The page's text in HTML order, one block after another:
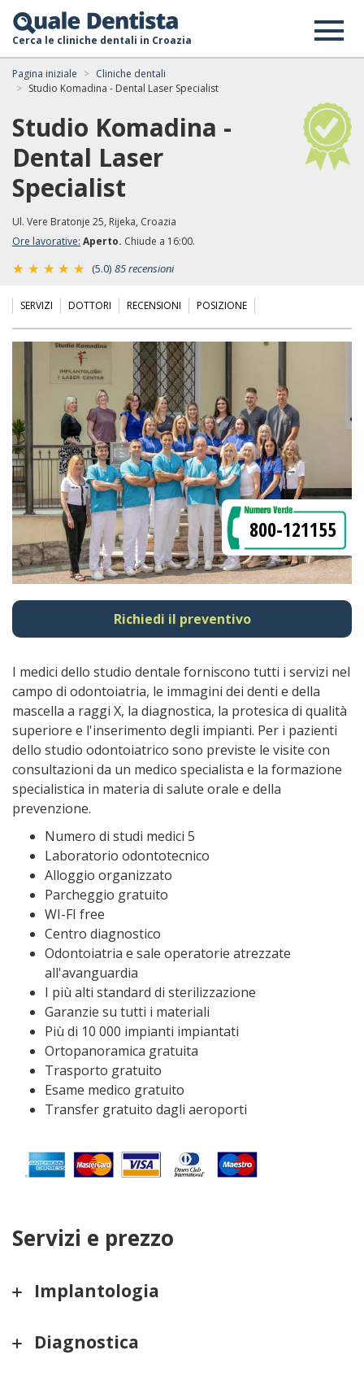
Cerca le cliniche dentali in Croazia
Pagina iniziale
Cliniche dentali
Studio Komadina - Dental Laser Specialist
Studio Komadina -
Dental Laser
Specialist
Ul. Vere Bratonje 25, Rijeka, Croazia
Ore lavorative: Aperto. Chiude a 16:00.
(5.0) 85 recensioni
SERVIZI DOTTORI RECENSIONI POSIZIONE
800-121155
Richiedi il preventivo
I medici dello studio dentale forniscono tutti i servizi nel
campo di odontoiatria, le immagini dei denti e della
mascella a raggi X, la diagnostica, la protesica di qualità
superiore e l'inserimento degli impianti. Per i pazienti
dello studio odontoiatrico sono previste le visite con
consultazioni da un medico specialista e la formazione
specialistica in materia di salute orale e della
prevenzione.
Numero di studi medici 5
Laboratorio odontotecnico
Alloggio organizzato
Parcheggio gratuito
WI-FI free
Centro diagnostico
Odontoiatria e sale operatorie atrezzate
all'avanguardia
I più alti standard di sterilizzazione
Garanzie su tutti i materiali
Più di 10 000 impianti impiantati
Ortopanoramica gratuita
Trasporto gratuito
Esame medico gratuito
Transfer gratuito dagli aeroporti
Servizi e prezzo
Implantologia
Diagnostica